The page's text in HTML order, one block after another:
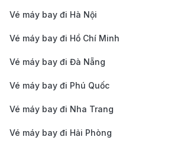
khác nhau từ trung tâm thành phố
Xe buýt công cộng
đi trực tiếp đến sân bay. Thời
động từ 45–60 phút, tùy vào
Giá vé khoảng 100–150 THB/lượt.
Vé máy bay đi Hà Nội
Vé máy bay đi Hồ Chí Minh
Vé máy bay đi Đà Nẵng
Vé máy bay đi Phú Quốc
Vé máy bay đi Nha Trang
Vé máy bay đi Hải Phòng